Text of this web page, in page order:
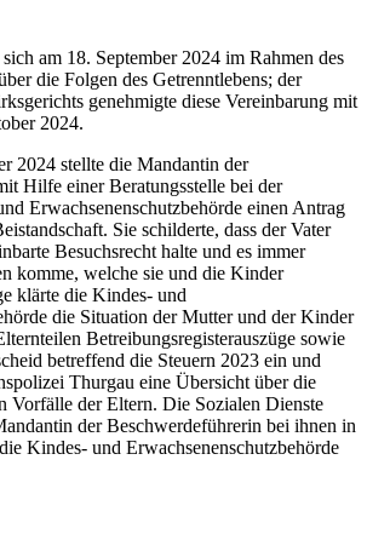
am 18. September 2024 im Rahmen des
die Folgen des Getrenntlebens; der
genehmigte diese Vereinbarung mit
2024.
2024 stellte die Mandantin der
Hilfe einer Beratungsstelle bei der
Erwachsenenschutzbehörde einen Antrag
Sie schilderte, dass der Vater
Besuchsrecht halte und es immer
komme, welche sie und die Kinder
klärte die Kindes- und
die Situation der Mutter und der Kinder
Betreibungsregisterauszüge sowie
betreffend die Steuern 2023 ein und
Thurgau eine Übersicht über die
Vorfälle der Eltern. Die Sozialen Dienste
der Beschwerdeführerin bei ihnen in
Kindes- und Erwachsenenschutzbehörde